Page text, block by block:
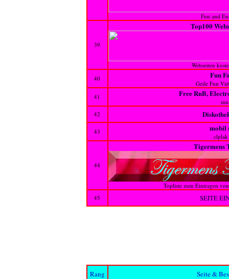
Fun and
39
Top100
Webseiten
40
Fun
Geile Fun
41
Free RnB,
42
43 mobil
clplak
44
Tigermens
Topliste zum Eintragen
45
SEITE
Rang Seite &